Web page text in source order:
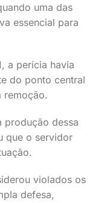
uma das
essencial para
a perícia havia
do ponto central
remoção.
produção dessa
que o servidor
violados os
defesa,